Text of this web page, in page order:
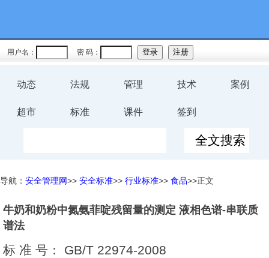
用户名： 密 码：
动态 法规 管理 技术 案例
超市 标准 课件 签到
导航： 安全管理网>> 安全标准>> 行业标准>> 食品>>正文
牛奶和奶粉中氮氨菲啶残留量的测定 液相色谱-串联质
谱法
标 准 号： GB/T 22974-2008